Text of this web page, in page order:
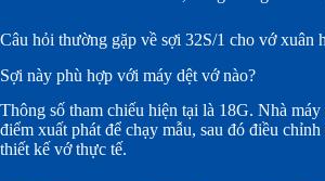
Câu hỏi thường gặp về sợi 32S/1 cho vớ xuân
Sợi này phù hợp với máy dệt vớ nào?
Thông số tham chiếu hiện tại là 18G. Nhà
điểm xuất phát để chạy mẫu, sau đó điều
thiết kế vớ thực tế.